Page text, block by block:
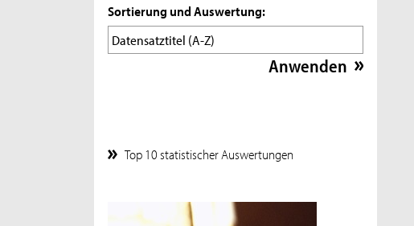
Sortierung und Auswertung:
Top 10 statistischer Auswertungen